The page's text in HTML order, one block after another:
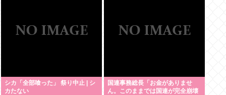
シカ「全部喰った」 祭り中止 | シ
カたない
国連事務総長「お金がありませ
ん。このままでは国連が完全崩壊